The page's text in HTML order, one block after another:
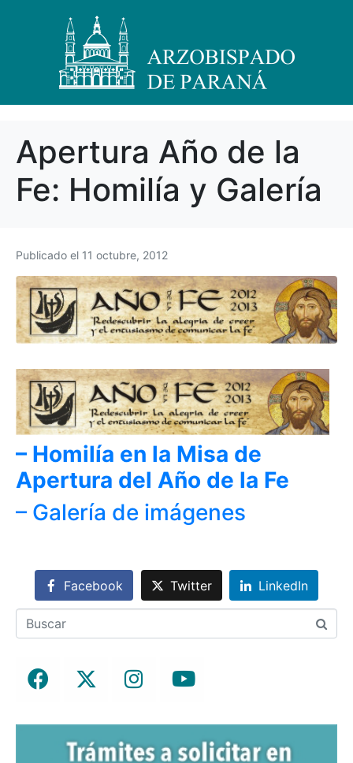
Apertura Año de la
Fe: Homilía y Galería
Publicado el 11 octubre, 2012
– Homilía en la Misa de
Apertura del Año de la Fe
– Galería de imágenes
Facebook Twitter LinkedIn